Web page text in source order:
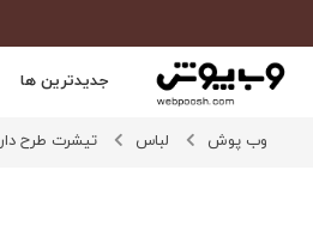
جدیدترین ها
وب پوش لباس تیشرت طرح دار 96800